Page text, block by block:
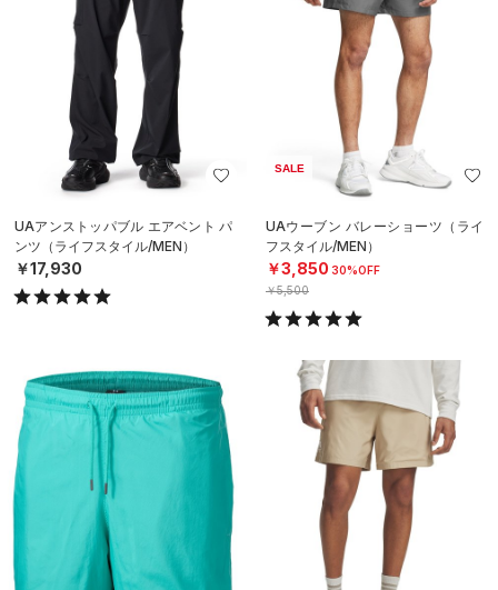
UAアンストッパブル エアベント パ
ンツ（ライフスタイル/MEN）
￥17,930
SALE
UAウーブン バレーショーツ（ライ
フスタイル/MEN）
￥3,850 30%OFF
￥5,500